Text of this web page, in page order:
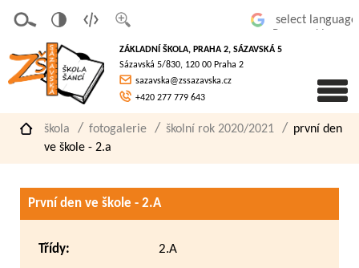
písmo
á
verze
pro
slaboz
raké
ZÁKLADNÍ ŠKOLA, PRAHA 2, SÁZAVSKÁ 5
Sázavská 5/830, 120 00 Praha 2
sazavska@zssazavska.cz
+420 277 779 643
škola fotogalerie školní rok 2020/2021
první den
ve škole - 2.a
První den ve škole - 2.A
Třídy: 2.A